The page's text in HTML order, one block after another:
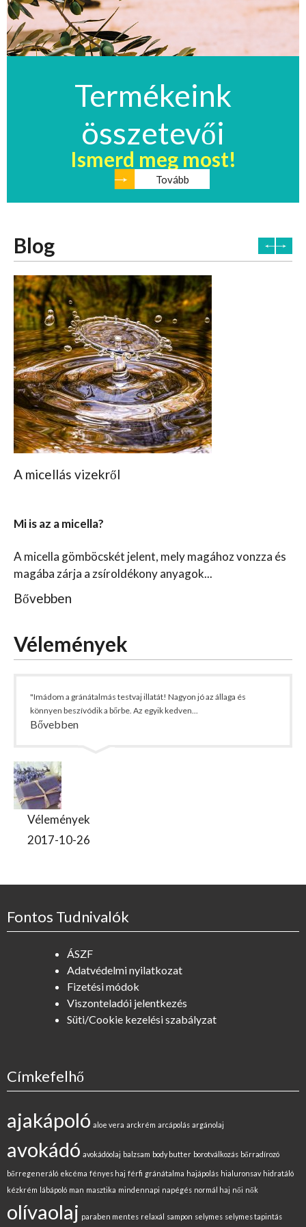
Termékeink
összetevői
Ismerd meg most!
Tovább
Blog
A micellás vizekről
Mi is az a micella?
A micella gömböcskét jelent, mely magához vonzza és
magába zárja a zsíroldékony anyagok...
Bővebben
Vélemények
"Imádom a gránátalmás testvaj illatát! Nagyon jó az állaga és
könnyen beszívódik a bőrbe. Az egyik kedven...
Bővebben
Vélemények
2017-10-26
Fontos Tudnivalók
ÁSZF
Adatvédelmi nyilatkozat
Fizetési módok
Viszonteladói jelentkezés
Süti/Cookie kezelési szabályzat
Címkefelhő
ajakápoló aloe vera arckrém arcápolás argánolaj
avokádó avokádóolaj balzsam body butter borotválkozás bőrradírozó
bőrregeneráló ekcéma fényes haj férfi gránátalma hajápolás hialuronsav hidratáló
kézkrém lábápoló man masztika mindennapi napégés normál haj női nők
olívaolaj paraben mentes relaxál sampon selymes selymes tapintás